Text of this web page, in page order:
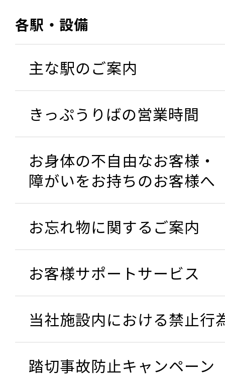
各駅・設備
主な駅のご案内
きっぷうりばの営業時間
お身体の不自由なお客様・
障がいをお持ちのお客様へ
お忘れ物に関するご案内
お客様サポートサービス
当社施設内における禁止行
踏切事故防止キャンペーン